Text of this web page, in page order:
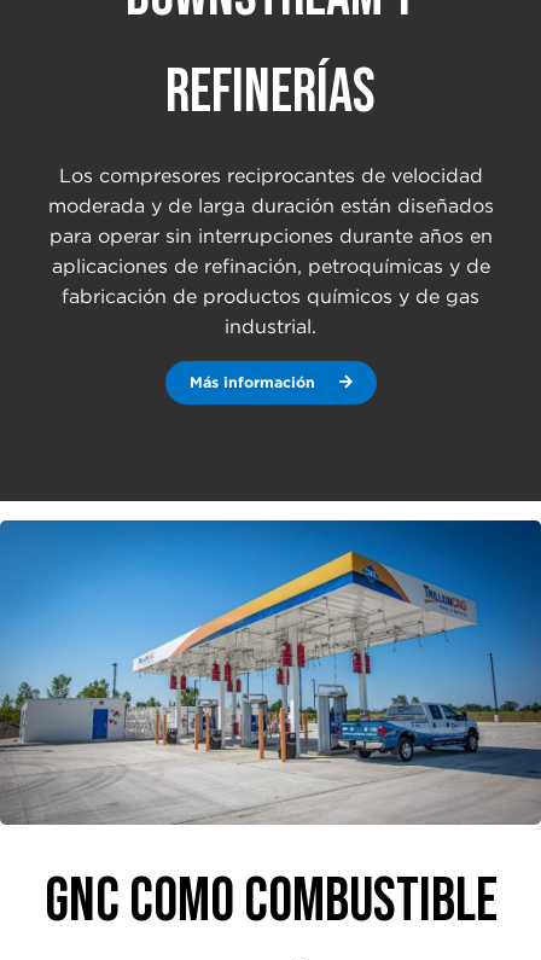
REFINERÍAS
Los compresores reciprocantes de velocidad
moderada y de larga duración están diseñados
para operar sin interrupciones durante años en
aplicaciones de refinación, petroquímicas y de
fabricación de productos químicos y de gas
industrial.
Más información
GNC COMO COMBUSTIBLE